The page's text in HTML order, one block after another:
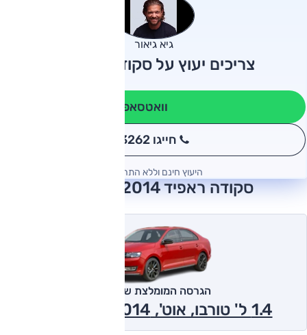
גיא גיאור
צריכים יעוץ על סקודה ראפיד?
וואטסאפ
חייגו 3262
היעוץ חינם וללא התחייבות
סקודה ראפיד 2014 חוות דעת
הגרסה המומלצת של אוטו
1.4 ל' טורבו, אוט', Ambition 2014